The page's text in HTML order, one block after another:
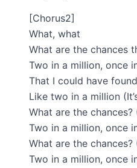
[Chorus2]
What, what
What are the chances
Two in a million, once
That I could have
Like two in a million
What are the chances?
Two in a million, once
What are the chances?
Two in a million, once